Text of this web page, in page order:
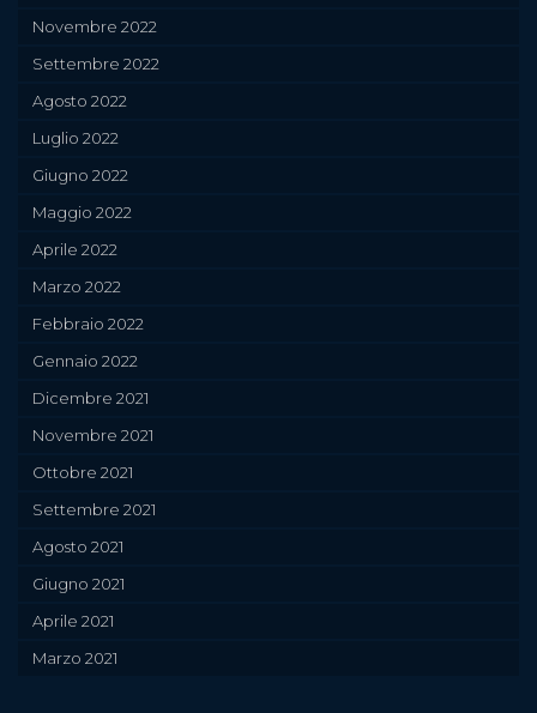
Novembre 2022
Settembre 2022
Agosto 2022
Luglio 2022
Giugno 2022
Maggio 2022
Aprile 2022
Marzo 2022
Febbraio 2022
Gennaio 2022
Dicembre 2021
Novembre 2021
Ottobre 2021
Settembre 2021
Agosto 2021
Giugno 2021
Aprile 2021
Marzo 2021